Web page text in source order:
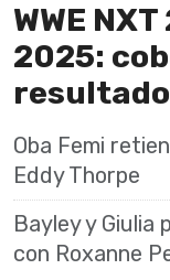
WWE
2025:
Oba Femi
Eddy Thorpe
Bayley y
con Roxanne